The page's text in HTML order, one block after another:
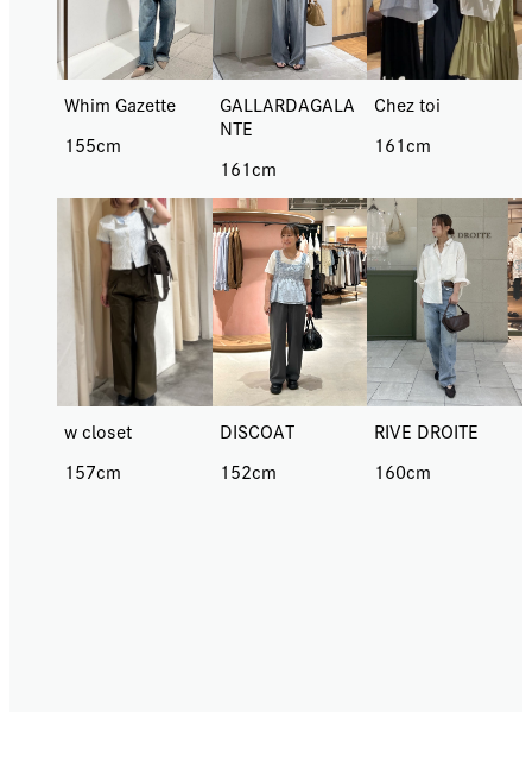
Whim Gazette
155cm
GALLARDAGALA
NTE
161cm
Chez toi
161cm
w closet
157cm
DISCOAT
152cm
RIVE DROITE
160cm